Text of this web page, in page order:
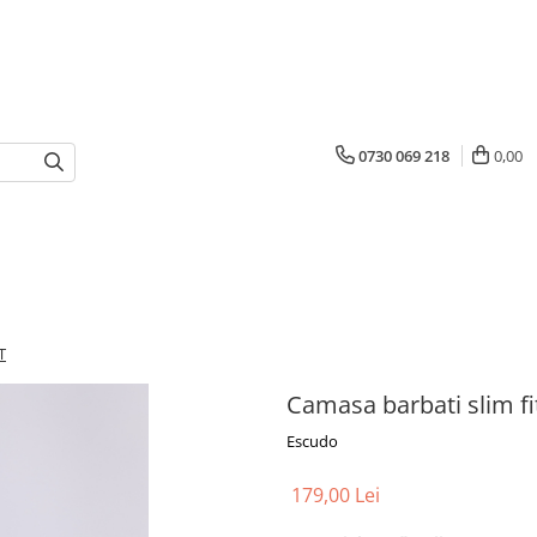
0730 069 218 0,00
Camasa barbati slim
Escudo
179,00 Lei